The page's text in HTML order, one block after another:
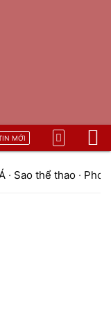
MỚI
· Sao thể thao ·